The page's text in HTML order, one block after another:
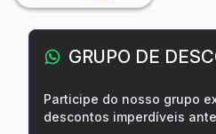
GRUPO DE
Participe do nosso grupo
descontos imperdíveis